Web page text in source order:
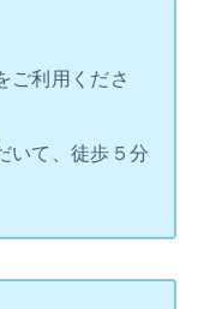
ご利用くださ
いて、徒歩５分